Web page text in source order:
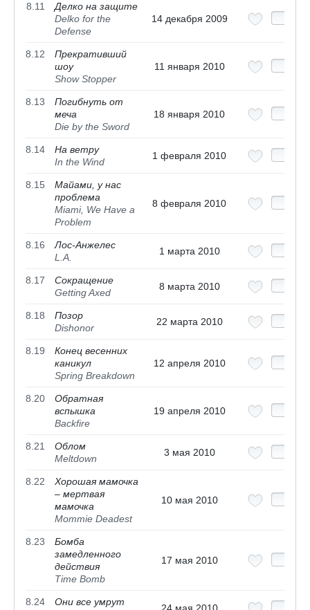
8.11
Делко на защите
Delko for the
Defense
14 декабря 2009
8.12
Прекративший
шоу
Show Stopper
11 января 2010
8.13
Погибнуть от
меча
Die by the Sword
18 января 2010
8.14
На ветру
In the Wind
1 февраля 2010
8.15
Майами, у нас
проблема
Miami, We Have a
Problem
8 февраля 2010
8.16
Лос-Анжелес
L.A.
1 марта 2010
8.17
Сокращение
Getting Axed
8 марта 2010
8.18
Позор
Dishonor
22 марта 2010
8.19
Конец весенних
каникул
Spring Breakdown
12 апреля 2010
8.20
Обратная
вспышка
Backfire
19 апреля 2010
8.21
Облом
Meltdown
3 мая 2010
8.22
Хорошая мамочка
– мертвая
мамочка
Mommie Deadest
10 мая 2010
8.23
Бомба
замедленного
действия
Time Bomb
17 мая 2010
8.24
Они все умрут